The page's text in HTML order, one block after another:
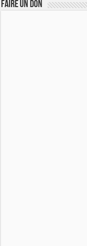
FAIRE UN DON